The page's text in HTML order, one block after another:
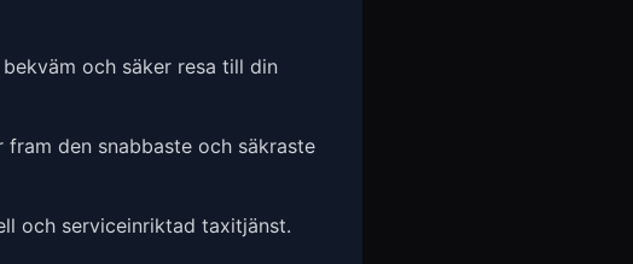
och säker resa till din
den snabbaste och säkraste
och serviceinriktad taxitjänst.